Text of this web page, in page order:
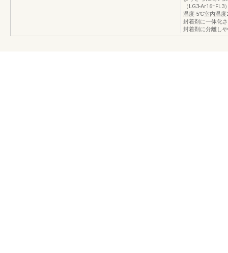
（LG3-Ar16ｰ
温度‐5℃室内温
封着剤に一体化
封着剤に分離し